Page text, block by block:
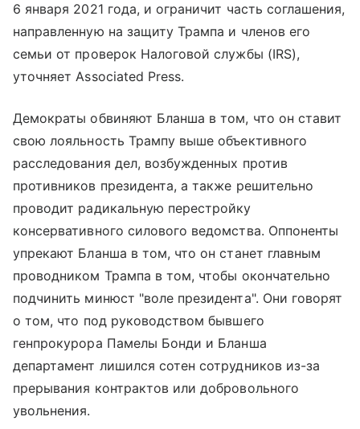
6 января 2021 года, и ограничит часть соглашения,
направленную на защиту Трампа и членов его
семьи от проверок Налоговой службы (IRS),
уточняет Associated Press.
Демократы обвиняют Бланша в том, что он ставит
свою лояльность Трампу выше объективного
расследования дел, возбужденных против
противников президента, а также решительно
проводит радикальную перестройку
консервативного силового ведомства. Оппоненты
упрекают Бланша в том, что он станет главным
проводником Трампа в том, чтобы окончательно
подчинить минюст "воле президента". Они говорят
о том, что под руководством бывшего
генпрокурора Памелы Бонди и Бланша
департамент лишился сотен сотрудников из-за
прерывания контрактов или добровольного
увольнения.